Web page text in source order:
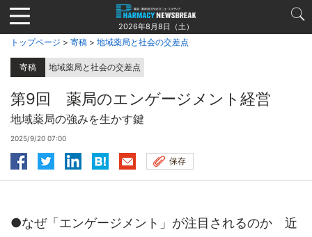
Jump
to
navigation
2026年8月8日（土）
トップページ > 寄稿 > 地域薬局と社会の交差点
寄稿 地域薬局と社会の交差点
第9回 薬局のエンゲージメント経営
地域薬局の強みを生かす鍵
2025/9/20 07:00
保存
●なぜ「エンゲージメント」が注目されるのか 近